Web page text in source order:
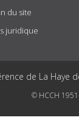
du site
juridique
de La
© HCCH